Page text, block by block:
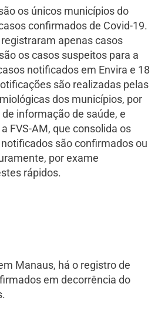
os únicos municípios do
confirmados de Covid-19.
apenas casos
os casos suspeitos para a
notificados em Envira e 18
são realizadas pelas
dos municípios, por
informação de saúde, e
FVS-AM, que consolida os
são confirmados ou
por exame
rápidos.
Manaus, há o registro de
em decorrência do